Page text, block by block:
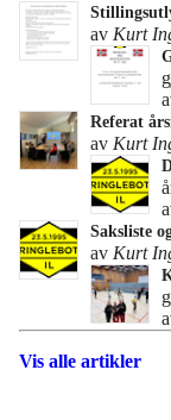
av Kurt
Referat
av Kurt
Saksliste
av Kurt
Vis alle artikler